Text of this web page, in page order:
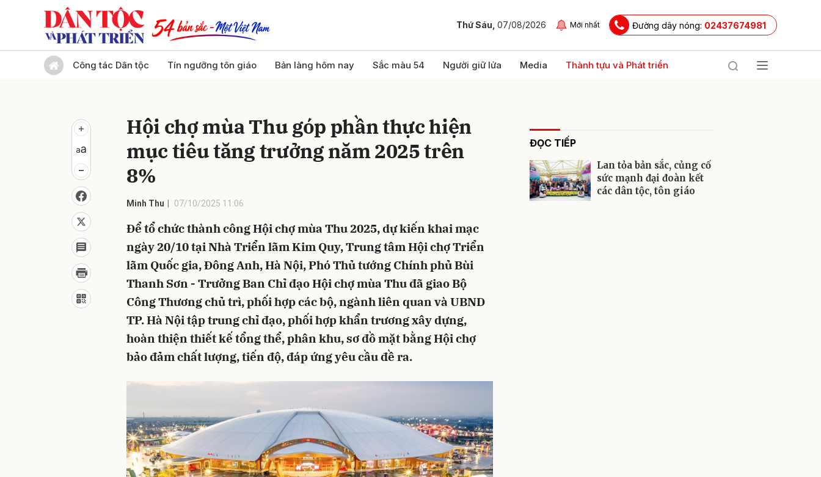
Thứ Sáu, 07/08/2026 Mới nhất Đường dây nóng: 02437674981
Công tác Dân tộc Tín ngưỡng tôn giáo Bản làng hôm nay Sắc màu 54 Người giữ lửa Media Thành tựu và Phát triển
Hội chợ mùa Thu góp phần thực hiện
mục tiêu tăng trưởng năm 2025 trên
8%
Minh Thu 07/10/2025 11:06
Để tổ chức thành công Hội chợ mùa Thu 2025, dự kiến khai mạc
ngày 20/10 tại Nhà Triển lãm Kim Quy, Trung tâm Hội chợ Triển
lãm Quốc gia, Đông Anh, Hà Nội, Phó Thủ tướng Chính phủ Bùi
Thanh Sơn - Trưởng Ban Chỉ đạo Hội chợ mùa Thu đã giao Bộ
Công Thương chủ trì, phối hợp các bộ, ngành liên quan và UBND
TP. Hà Nội tập trung chỉ đạo, phối hợp khẩn trương xây dựng,
hoàn thiện thiết kế tổng thể, phân khu, sơ đồ mặt bằng Hội chợ
bảo đảm chất lượng, tiến độ, đáp ứng yêu cầu đề ra.
ĐỌC TIẾP
Lan tỏa bản sắc, củng cố
sức mạnh đại đoàn kết
các dân tộc, tôn giáo
Gửi bình luận
Gửi